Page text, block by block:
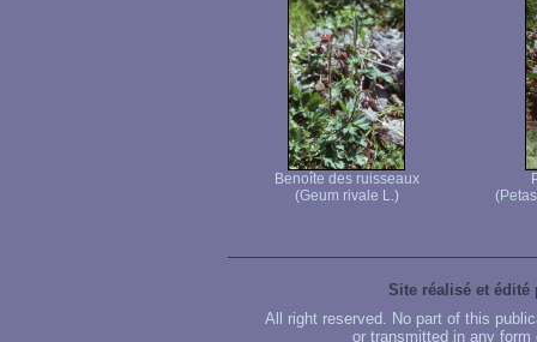
Benoîte des ruisseaux
(Geum rivale L.)
Site réalisé et édité
All right reserved. No part of this
or transmitted in any